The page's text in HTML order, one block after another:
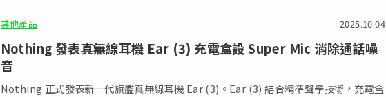
其他產品 2025.10.04
Nothing 發表真無線耳機 Ear (3) 充電盒設 Super Mic 消除通話噪
音
Nothing 正式發表新一代旗艦真無線耳機 Ear (3)。Ear (3) 結合精準聲學技術，充電盒